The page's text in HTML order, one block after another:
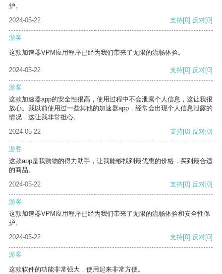
护。
2024-05-22
支持[0] 反对[0]
游客
这款加速器VPM应用程序已经为我们带来了无限的流畅体验。
2024-05-22 支持[0] 反对[0]
游客
这款加速器app的安全性很高，使用过程中不会泄露个人信息，这让我很
放心。我以前使用过一些其他的加速器app，经常会出现个人信息泄露的
情况，这让我非常担心。
2024-05-22
支持[0] 反对[0]
游客
这款app是我购物的得力助手，让我能够找到最优惠的价格，买到最合适
的商品。
2024-05-22
支持[0] 反对[0]
游客
这款加速器VPM应用程序已经为我们带来了无限的流畅体验和安全性保
护。
2024-05-22
支持[0] 反对[0]
游客
这款软件的功能非常强大，使用起来非常方便。